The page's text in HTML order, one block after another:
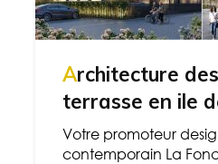
Architecture design toit
terrasse en ile
Votre promoteur
contemporain La